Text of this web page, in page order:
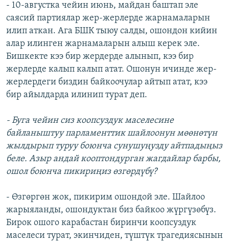
- 10-августка чейин июнь, майдан баштап эле
саясий партиялар жер-жерлерде жарнамаларын
илип аткан. Ага БШК тыюу салды, ошондон кийин
алар илинген жарнамаларын алыш керек эле.
Бишкекте кээ бир жердерде алынып, кээ бир
жерлерде калып калып атат. Ошонун ичинде жер-
жерлердеги биздин байкоочулар айтып атат, кээ
бир айылдарда илинип турат деп.
- Буга чейин сиз коопсуздук маселесине
байланыштуу парламенттик шайлоонун мөөнөтүн
жылдырып туруу боюнча сунушуңузду айтпадыңыз
беле. Азыр андай кооптондурган жагдайлар барбы,
ошол боюнча пикириңиз өзгөрдүбү?
- Өзгөргөн жок, пикирим ошондой эле. Шайлоо
жарыяланды, ошондуктан биз байкоо жүргүзөбүз.
Бирок ошого карабастан биринчи коопсуздук
маселеси турат, экинчиден, түштүк трагедиясынын